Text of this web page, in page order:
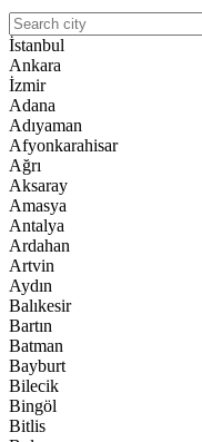
İstanbul
Ankara
İzmir
Adana
Adıyaman
Afyonkarahisar
Ağrı
Aksaray
Amasya
Antalya
Ardahan
Artvin
Aydın
Balıkesir
Bartın
Batman
Bayburt
Bilecik
Bingöl
Bitlis